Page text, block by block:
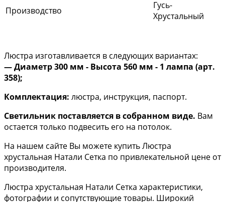
Производство
Гусь-
Хрустальный
Люстра изготавливается в следующих вариантах:
— Диаметр 300 мм - Высота 560 мм - 1 лампа (арт.
358);
Комплектация: люстра, инструкция, паспорт.
Светильник поставляется в собранном виде. Вам
остается только подвесить его на потолок.
На нашем сайте Вы можете купить Люстра
хрустальная Натали Сетка по привлекательной цене от
производителя.
Люстра хрустальная Натали Сетка характеристики,
фотографии и сопутствующие товары. Широкий